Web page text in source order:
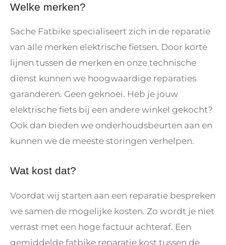
Welke merken?
Sache Fatbike specialiseert zich in de reparatie
van alle merken elektrische fietsen. Door korte
lijnen tussen de merken en onze technische
dienst kunnen we hoogwaardige reparaties
garanderen. Geen geknoei. Heb je jouw
elektrische fiets bij een andere winkel gekocht?
Ook dan bieden we onderhoudsbeurten aan en
kunnen we de meeste storingen verhelpen.
Wat kost dat?
Voordat wij starten aan een reparatie bespreken
we samen de mogelijke kosten. Zo wordt je niet
verrast met een hoge factuur achteraf. Een
gemiddelde fatbike reparatie kost tussen de